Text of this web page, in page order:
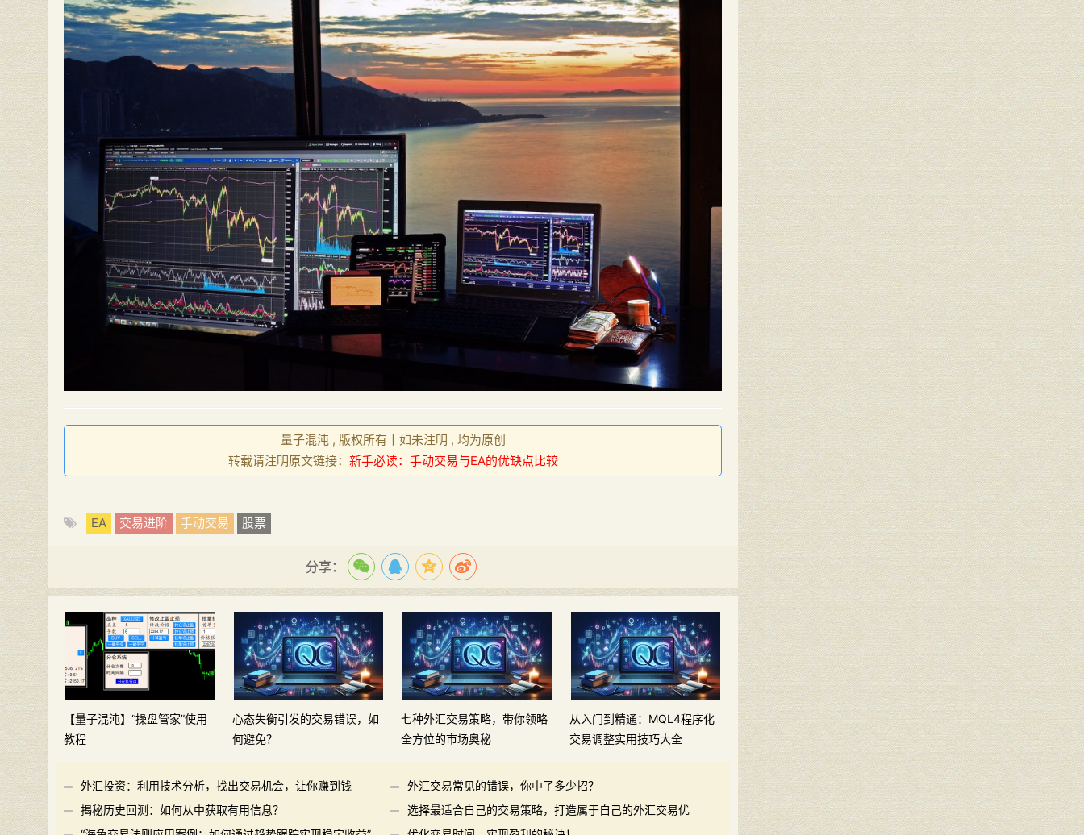
量子混沌 , 版权所有丨如未注明 , 均为原创
转载请注明原文链接： 新手必读：手动交易与EA的优缺点比较
EA 交易进阶 手动交易 股票
分享：
【量子混沌】“操盘管家”使用
教程
心态失衡引发的交易错误，如
何避免？
七种外汇交易策略，带你领略
全方位的市场奥秘
从入门到精通：MQL4程序化
交易调整实用技巧大全
外汇投资：利用技术分析，找出交易机会，让你赚到钱
外汇交易常见的错误，你中了多少招？
揭秘历史回测：如何从中获取有用信息？
选择最适合自己的交易策略，打造属于自己的外汇交易优